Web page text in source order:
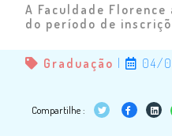
A Faculdade
do período de
Graduação | 04/
Compartilhe :